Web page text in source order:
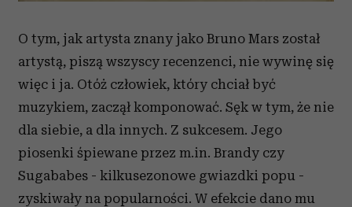
O tym, jak artysta znany jako Bruno Mars został
artystą, piszą wszyscy recenzenci, nie wywinę się
więc i ja. Otóż człowiek, który chciał być
muzykiem, zaczął komponować. Sęk w tym, że nie
dla siebie, a dla innych. Z sukcesem. Jego
piosenki śpiewane przez m.in. Brandy czy
Sugababes - kilkusezonowe gwiazdki popu -
zyskiwały na popularności. W efekcie dano mu